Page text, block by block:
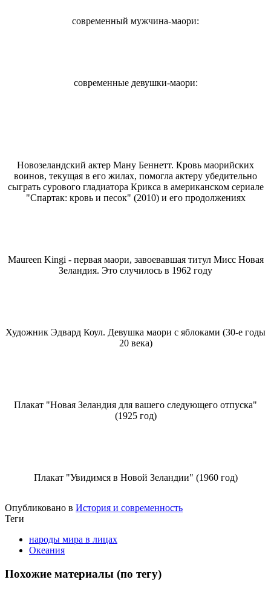
современный мужчина-маори:
современные девушки-маори:
Новозеландский актер Ману Беннетт. Кровь маорийских
воинов, текущая в его жилах, помогла актеру убедительно
сыграть сурового гладиатора Крикса в американском сериале
"Спартак: кровь и песок" (2010) и его продолжениях
Maureen Kingi - первая маори, завоевавшая титул Мисс Новая
Зеландия. Это случилось в 1962 году
Художник Эдвард Коул. Девушка маори с яблоками (30-е годы
20 века)
Плакат "Новая Зеландия для вашего следующего отпуска"
(1925 год)
Плакат "Увидимся в Новой Зеландии" (1960 год)
Опубликовано в История и современность
Теги
народы мира в лицах
Океания
Похожие материалы (по тегу)